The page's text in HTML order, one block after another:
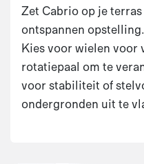
Zet Cabrio op je
ontspannen
Kies voor wielen voor
rotatiepaal om te
voor stabiliteit of
ondergronden uit te